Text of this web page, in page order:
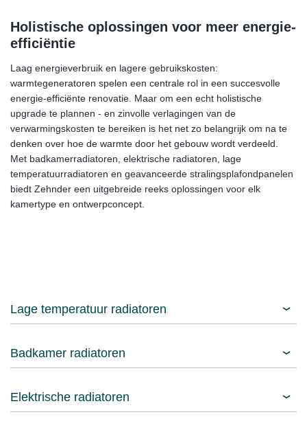
Holistische oplossingen voor meer energie-
efficiëntie
Laag energieverbruik en lagere gebruikskosten:
warmtegeneratoren spelen een centrale rol in een succesvolle
energie-efficiënte renovatie. Maar om een echt holistische
upgrade te plannen - en zinvolle verlagingen van de
verwarmingskosten te bereiken is het net zo belangrijk om na te
denken over hoe de warmte door het gebouw wordt verdeeld.
Met badkamerradiatoren, elektrische radiatoren, lage
temperatuurradiatoren en geavanceerde stralingsplafondpanelen
biedt Zehnder een uitgebreide reeks oplossingen voor elk
kamertype en ontwerpconcept.
Lage temperatuur radiatoren
Badkamer radiatoren
Elektrische radiatoren